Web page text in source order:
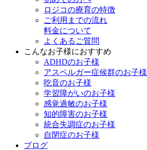
ロジコの療育の特徴
ご利用までの流れ
料金について
よくあるご質問
こんなお子様におすすめ
ADHDのお子様
アスペルガー症候群のお子様
吃音のお子様
学習障がいのお子様
感覚過敏のお子様
知的障害のお子様
統合失調症のお子様
自閉症のお子様
ブログ